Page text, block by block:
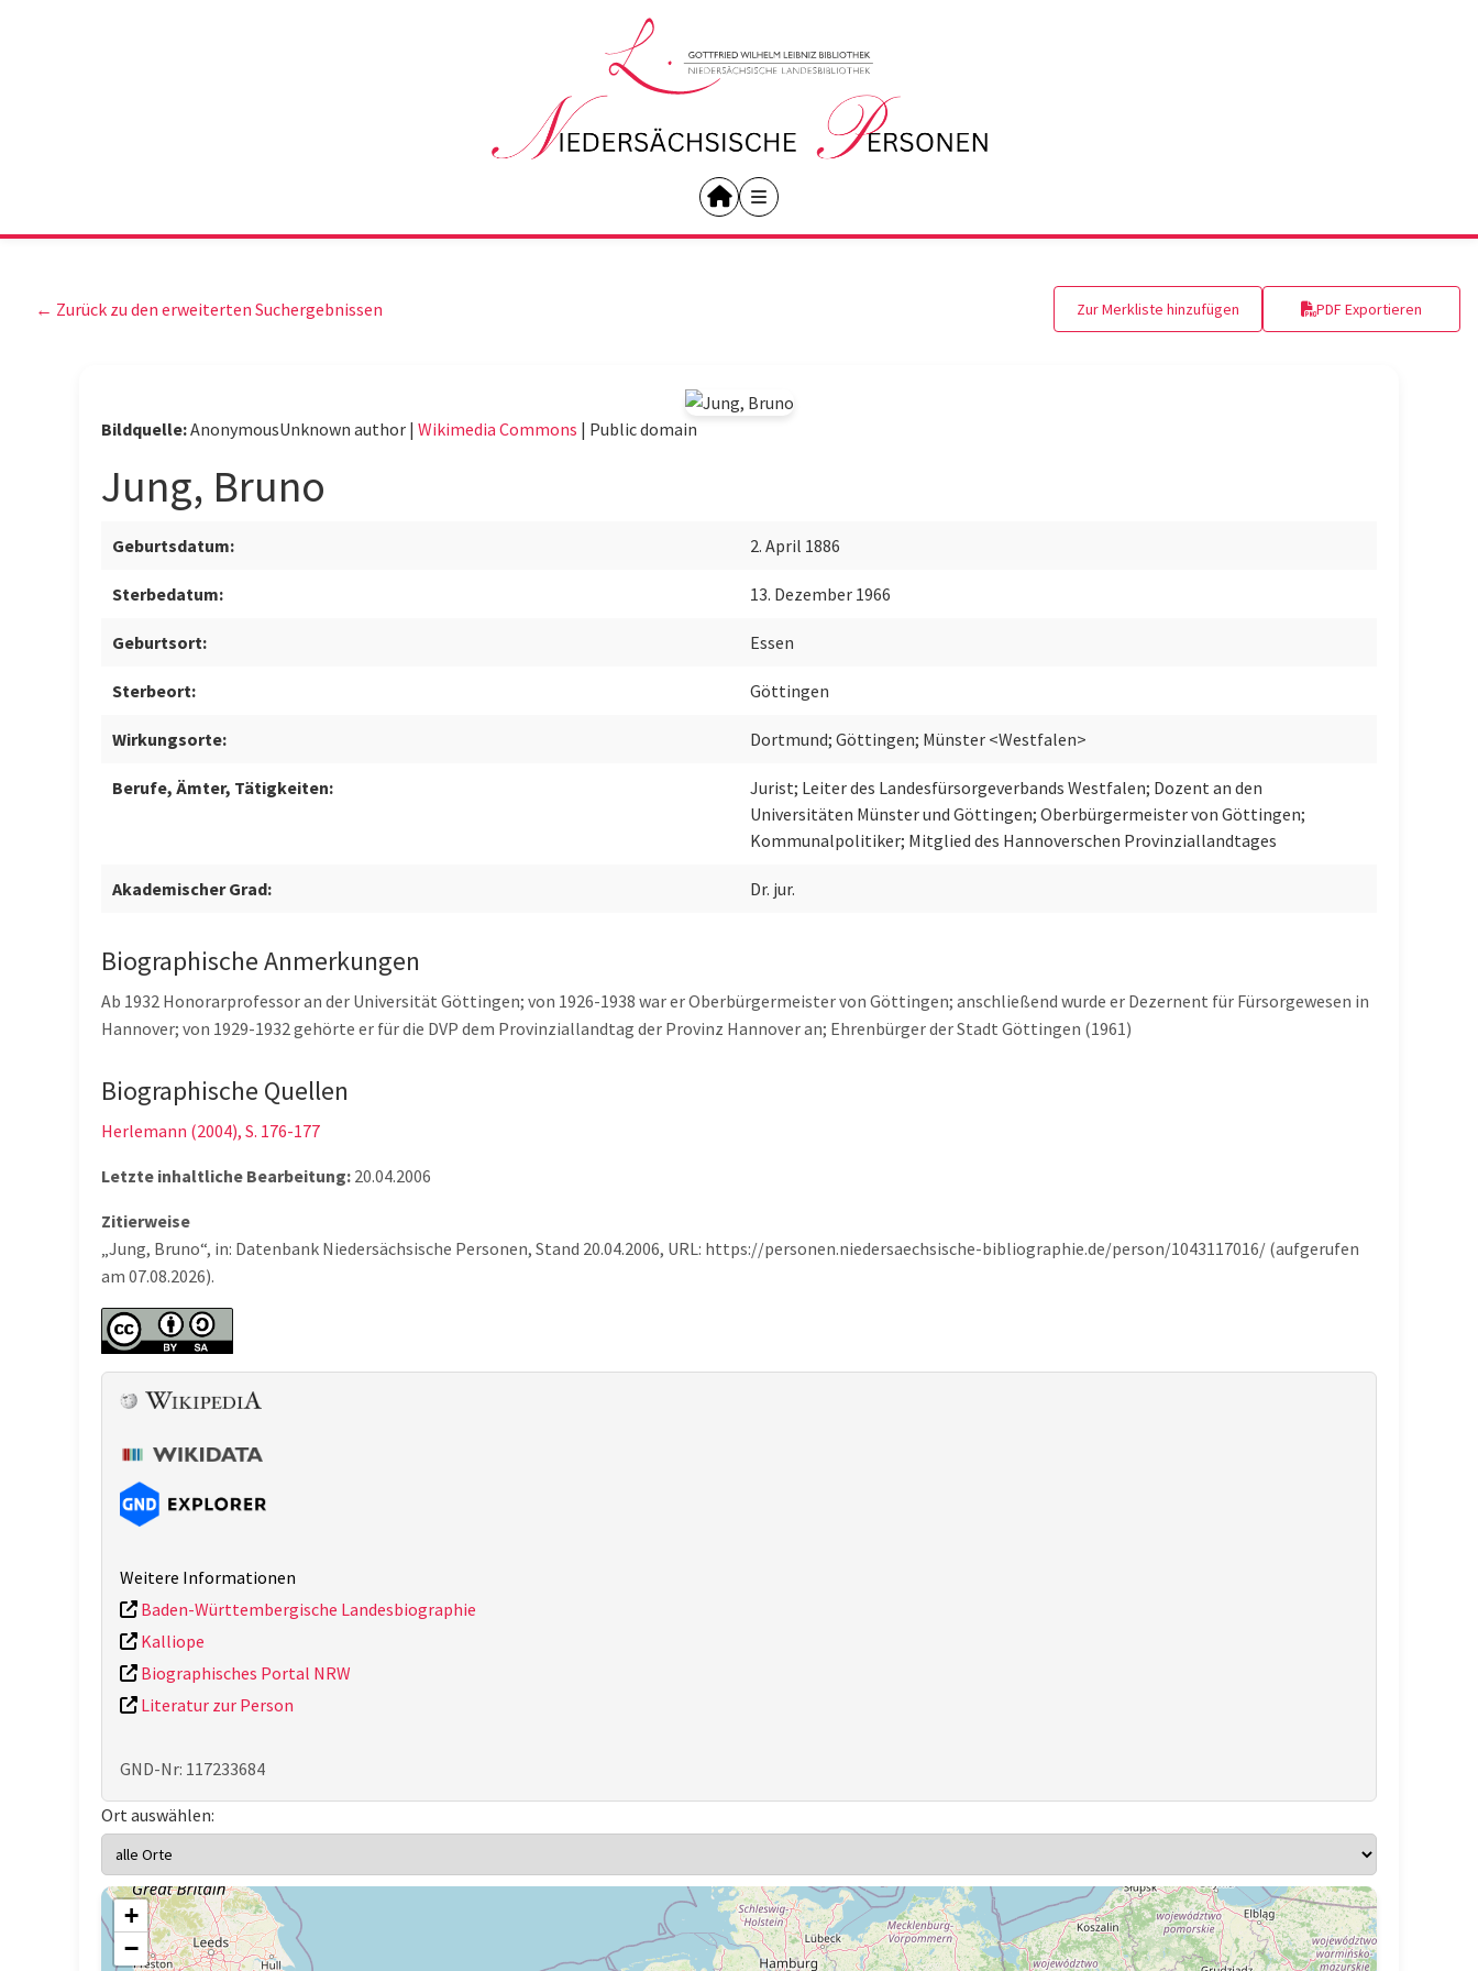
← Zurück zu den erweiterten Suchergebnissen Zur Merkliste hinzufügen PDF Exportieren
Jung, Bruno
Geburtsdatum: 2. April 1886
Sterbedatum: 13. Dezember 1966
Geburtsort: Essen
Sterbeort: Göttingen
Wirkungsorte: Dortmund; Göttingen; Münster <Westfalen>
Berufe, Ämter, Tätigkeiten:
Jurist; Leiter des Landesfürsorgeverbands Westfalen; Dozent an den
Universitäten Münster und Göttingen; Oberbürgermeister von Göttingen;
Kommunalpolitiker; Mitglied des Hannoverschen Provinziallandtages
Akademischer Grad: Dr. jur.
Biographische Anmerkungen
Ab 1932 Honorarprofessor an der Universität Göttingen; von 1926-1938 war er Oberbürgermeister von Göttingen; anschließend wurde er Dezernent für Fürsorgewesen in
Hannover; von 1929-1932 gehörte er für die DVP dem Provinziallandtag der Provinz Hannover an; Ehrenbürger der Stadt Göttingen (1961)
Biographische Quellen
Herlemann (2004), S. 176-177
Letzte inhaltliche Bearbeitung: 20.04.2006
Zitierweise
„Jung, Bruno“, in: Datenbank Niedersächsische Personen, Stand 20.04.2006, URL: https://personen.niedersaechsische-bibliographie.de/person/1043117016/ (aufgerufen
am 07.08.2026).
Bildquelle:AnonymousUnknown author | Wikimedia Commons | Public domain
Weitere Informationen
Baden-Württembergische Landesbiographie
Kalliope
Biographisches Portal NRW
Literatur zur Person
GND-Nr: 117233684
Ort auswählen:
+
−